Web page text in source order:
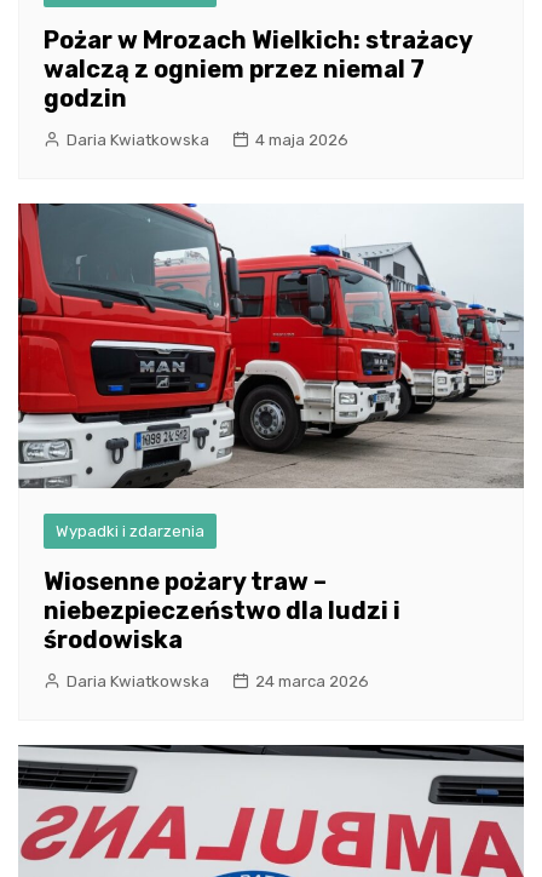
Pożar w Mrozach Wielkich: strażacy
walczą z ogniem przez niemal 7
godzin
Daria Kwiatkowska 4 maja 2026
Wypadki i zdarzenia
Wiosenne pożary traw –
niebezpieczeństwo dla ludzi i
środowiska
Daria Kwiatkowska 24 marca 2026